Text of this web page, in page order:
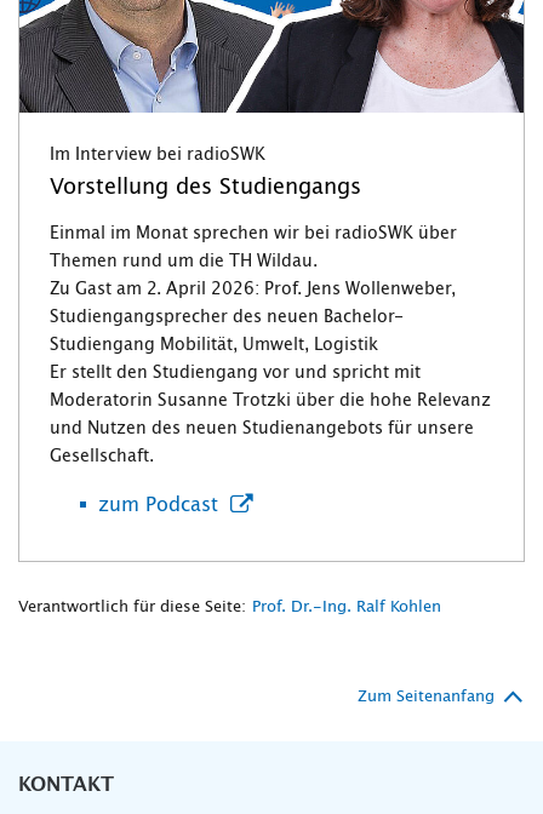
Im Interview bei radioSWK
Vorstellung des Studiengangs
Einmal im Monat sprechen wir bei radioSWK über
Themen rund um die TH Wildau.
Zu Gast am 2. April 2026: Prof. Jens Wollenweber,
Studiengangsprecher des neuen Bachelor-
Studiengang Mobilität, Umwelt, Logistik
Er stellt den Studiengang vor und spricht mit
Moderatorin Susanne Trotzki über die hohe Relevanz
und Nutzen des neuen Studienangebots für unsere
Gesellschaft.
zum Podcast
Verantwortlich für diese Seite: Prof. Dr.-Ing. Ralf Kohlen
Zum Seitenanfang
KONTAKT